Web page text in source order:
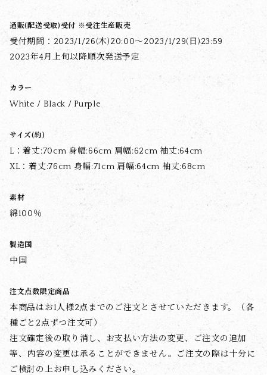
通販(配送受取)受付 ※受注生産販売
受付期間：2023/1/26(木)20:00〜2023/1/29(日)23:59
2023年4月上旬以降順次発送予定
カラー
White / Black / Purple
サイズ(約)
L：着丈:70cm 身幅:66cm 肩幅:62cm 袖丈:64cm
XL：着丈:76cm 身幅:71cm 肩幅:64cm 袖丈:68cm
素材
綿100％
製造国
中国
注文点数限定商品
本商品はお1人様2点までのご注文とさせていただきます。（各
種ごと2点ずつ注文可）
注文確定後の取り消し、お支払い方法の変更、ご注文の追加
等、内容の変更は承ることができません。ご注文の際は十分に
ご検討の上お申し込みください。